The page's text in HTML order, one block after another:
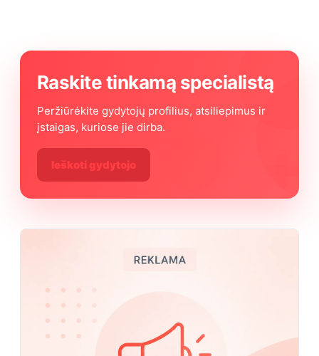
Raskite tinkamą specialistą
Peržiūrėkite gydytojų profilius, atsiliepimus ir
įstaigas, kuriose jie dirba.
Ieškoti gydytojo